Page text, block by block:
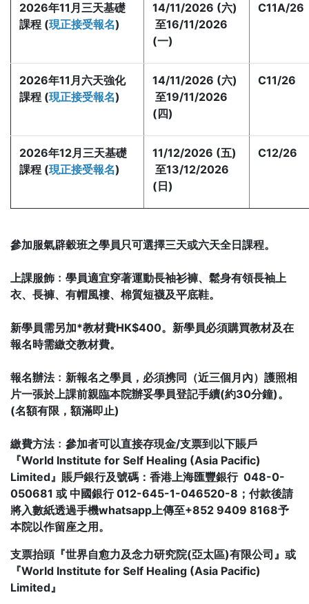
2026年11月三天基礎
課程 (現正接受報名)
14/11/2026 (六)
至16/11/2026
(一)
C11A/26
2026年11月六天強化
課程 (現正接受報名)
14/11/2026 (六)
至19/11/2026
(四)
C11/26
2026年12月三天基礎
課程 (現正接受報名)
11/12/2026 (五)
至13/12/2026
(日)
C12/26
參加服氣辟穀班之學員只可選擇三天或六天全日課程。
上課服飾﹕學員適宜穿著運動長袖衫褲、鬆身有領長袖上
衣、長褲、有帽風褸、棉質短襪及平底鞋。
新學員需另加*教材費HK$400。新學員必須購買教材及在
報名時需繳交教材費。
報名辦法﹕新報名之學員，必須携同（近三個月內）護照相
片一張於上課前親臨本院辦妥學員登記手續(約30分鐘)。
(名額有限，額滿即止)
繳費方法﹕參加者可以直接存現金/支票到以下賬戶
『World Institute for Self Healing (Asia Pacific)
Limited』賬戶銀行及號碼：香港上海匯豐銀行 048-0-
050681 或 中國銀行 012-645-1-046520-8；付款後請
將入數紙透過手機whatsapp上傳至+852 9409 8168予
本院以作留座之用。
支票抬頭『世界自愈力及念力研究院(亞太區)有限公司』或
『World Institute for Self Healing (Asia Pacific)
Limited』